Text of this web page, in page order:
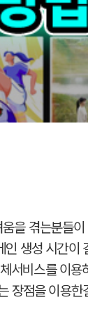
을 겪는분들
생성 시간이
서비스를 이
장점을 이용한